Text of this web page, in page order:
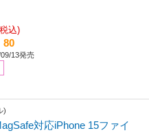
込)
80
13発売
)
対応iPhone 15ファイ